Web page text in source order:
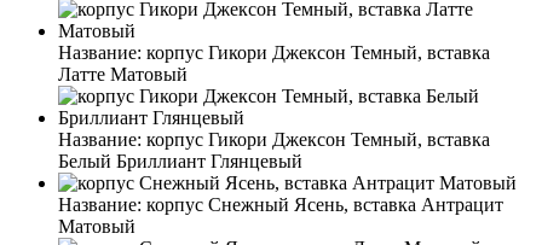
Название: корпус Гикори Джексон Темный, вставка
Латте Матовый
Название: корпус Гикори Джексон Темный, вставка
Белый Бриллиант Глянцевый
Название: корпус Снежный Ясень, вставка Антрацит
Матовый